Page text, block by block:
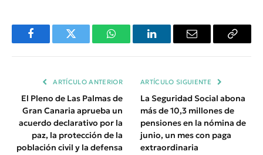
FacebookTwitter WhatsAppLinkedInEmail
Copiar
ARTÍCULO ANTERIOR
El Pleno de Las Palmas de
Gran Canaria aprueba un
acuerdo declarativo por la
paz, la protección de la
población civil y la defensa
ARTÍCULO SIGUIENTE
La Seguridad Social abona
más de 10,3 millones de
pensiones en la nómina de
junio, un mes con paga
extraordinaria